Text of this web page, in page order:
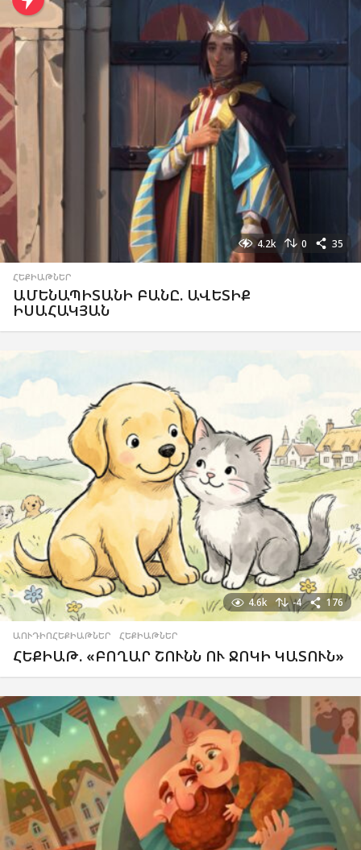
4.2k 0 35
ՀԵՔԻԱԹՆԵՐ
ԱՄԵՆԱՊԻՏԱՆԻ ԲԱՆԸ. ԱՎԵՏԻՔ
ԻՍԱՀԱԿՅԱՆ
4.6k -4 176
ԱՈՒԴԻՈՀԵՔԻԱԹՆԵՐ ,ՀԵՔԻԱԹՆԵՐ
ՀԵՔԻԱԹ. «ԲՈՂԱՐ ՇՈՒՆՆ ՈՒ ՋՈԿԻ ԿԱՏՈՒՆ»